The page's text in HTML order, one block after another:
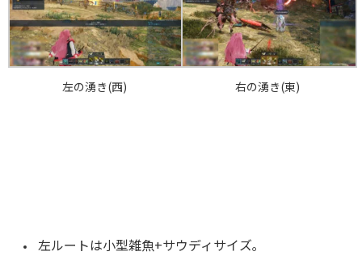
左の湧き(西) 右の湧き(東)
左ルートは小型雑魚+サウディサイズ｡